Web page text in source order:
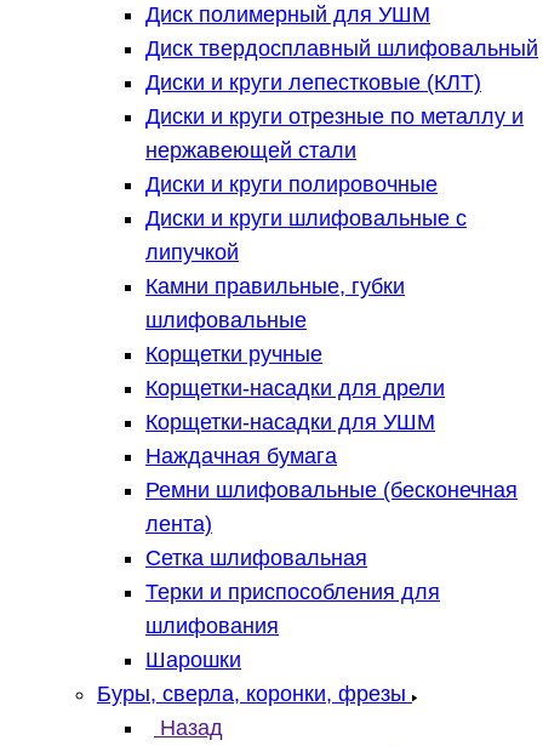
Диск полимерный для УШМ
Диск твердосплавный шлифовальный
Диски и круги лепестковые (КЛТ)
Диски и круги отрезные по металлу и
нержавеющей стали
Диски и круги полировочные
Диски и круги шлифовальные с
липучкой
Камни правильные, губки
шлифовальные
Корщетки ручные
Корщетки-насадки для дрели
Корщетки-насадки для УШМ
Наждачная бумага
Ремни шлифовальные (бесконечная
лента)
Сетка шлифовальная
Терки и приспособления для
шлифования
Шарошки
Буры, сверла, коронки, фрезы
Назад